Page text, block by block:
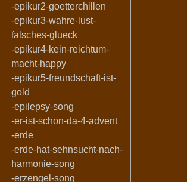
-epikur2-goetterchillen
-epikur3-wahre-lust-
falsches-glueck
-epikur4-kein-reichtum-
macht-happy
-epikur5-freundschaft-ist-
gold
-epilepsy-song
-er-ist-schon-da-4-advent
-erde
-erde-hat-sehnsucht-nach-
harmonie-song
-erzengel-song